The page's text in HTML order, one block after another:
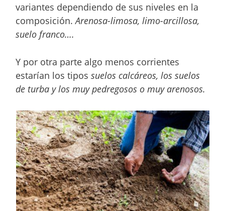
variantes dependiendo de sus niveles en la
composición. Arenosa-limosa, limo-arcillosa,
suelo franco….
Y por otra parte algo menos corrientes
estarían los tipossuelos calcáreos, los suelos
de turba y los muy pedregosos o muy arenosos.